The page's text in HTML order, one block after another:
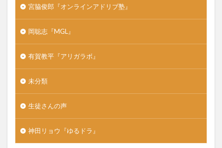
宮脇俊郎『オンラインアドリブ塾』
岡聡志『MGL』
有賀教平『アリガラボ』
未分類
生徒さんの声
神田リョウ『ゆるドラ』